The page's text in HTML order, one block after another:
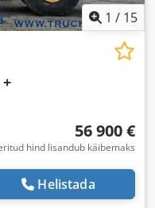
1 / 15
56 900 €
hind lisandub käibemaks
Helistada